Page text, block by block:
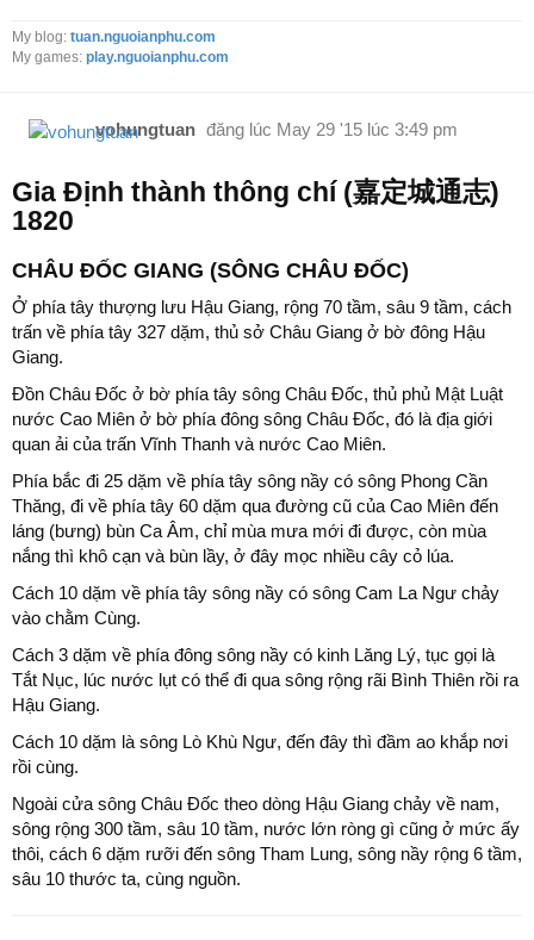
My blog: tuan.nguoianphu.com
My games: play.nguoianphu.com
vohungtuan đăng lúc May 29 '15 lúc 3:49 pm
Gia Định thành thông chí (嘉定城通志)
1820
CHÂU ĐỐC GIANG (SÔNG CHÂU ĐỐC)
Ở phía tây thượng lưu Hậu Giang, rộng 70 tầm, sâu 9 tầm, cách
trấn về phía tây 327 dặm, thủ sở Châu Giang ở bờ đông Hậu
Giang.
Đồn Châu Đốc ở bờ phía tây sông Châu Đốc, thủ phủ Mật Luật
nước Cao Miên ở bờ phía đông sông Châu Đốc, đó là địa giới
quan ải của trấn Vĩnh Thanh và nước Cao Miên.
Phía bắc đi 25 dặm về phía tây sông nầy có sông Phong Cần
Thăng, đi về phía tây 60 dặm qua đường cũ của Cao Miên đến
láng (bưng) bùn Ca Âm, chỉ mùa mưa mới đi được, còn mùa
nắng thì khô cạn và bùn lầy, ở đây mọc nhiều cây cỏ lúa.
Cách 10 dặm về phía tây sông nầy có sông Cam La Ngư chảy
vào chằm Cùng.
Cách 3 dặm về phía đông sông nầy có kinh Lăng Lý, tục gọi là
Tắt Nục, lúc nước lụt có thể đi qua sông rộng rãi Bình Thiên rồi ra
Hậu Giang.
Cách 10 dặm là sông Lò Khù Ngư, đến đây thì đầm ao khắp nơi
rồi cùng.
Ngoài cửa sông Châu Đốc theo dòng Hậu Giang chảy về nam,
sông rộng 300 tầm, sâu 10 tầm, nước lớn ròng gì cũng ở mức ấy
thôi, cách 6 dặm rưỡi đến sông Tham Lung, sông nầy rộng 6 tầm,
sâu 10 thước ta, cùng nguồn.